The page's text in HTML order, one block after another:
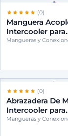
(0)
Manguera
Intercooler para
camiones -BINS
Mangueras y
(0)
Abrazadera De
Intercooler para
camiones -BINS
Mangueras y